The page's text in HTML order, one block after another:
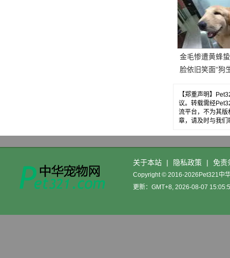
金毛惨遭黄蜂
脸依旧笑面“狗
【郑重声明】
议。转载需经
流平台，不为其
章，请及时与我
关于本站 | 隐私政策 | 免责
Copyright © 2016-2026Pet321中
更新：GMT+8, 2026-08-07